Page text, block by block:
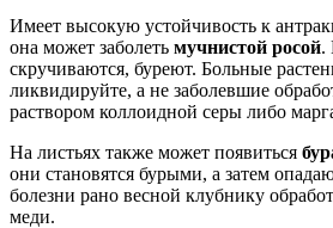
Имеет высокую устойчивость к
она может заболеть мучнистой росой.
скручиваются, буреют. Больные
ликвидируйте, а не заболевшие
раствором коллоидной серы либо
На листьях также может появиться
они становятся бурыми, а затем
болезни рано весной клубнику
меди.